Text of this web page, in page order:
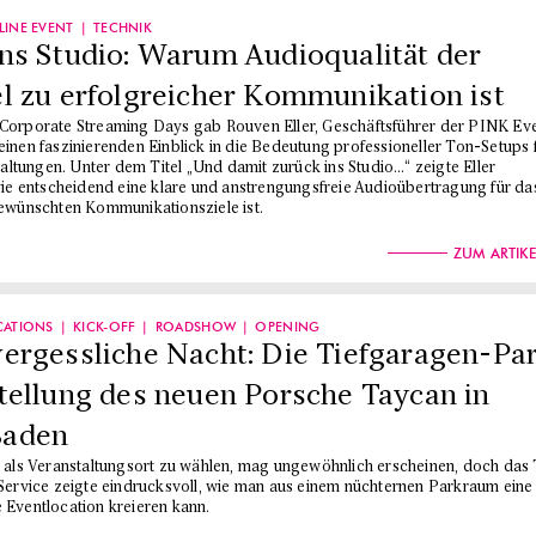
EVENT TECHNIK
Studio: Warum Audioqualität der
zu erfolgreicher Kommunikation ist
Streaming Days gab Rouven Eller, Geschäftsführer der PINK
faszinierenden Einblick in die Bedeutung professioneller Ton-Setups
Unter dem Titel „Und damit zurück ins Studio…“ zeigte Eller
entscheidend eine klare und anstrengungsfreie Audioübertragung für
Kommunikationsziele ist.
ZUM
KICK-OFF ROADSHOW OPENING
Nacht: Die Tiefgaragen-
des neuen Porsche Taycan in
Veranstaltungsort zu wählen, mag ungewöhnlich erscheinen, doch das
zeigte eindrucksvoll, wie man aus einem nüchternen Parkraum eine
kreieren kann.